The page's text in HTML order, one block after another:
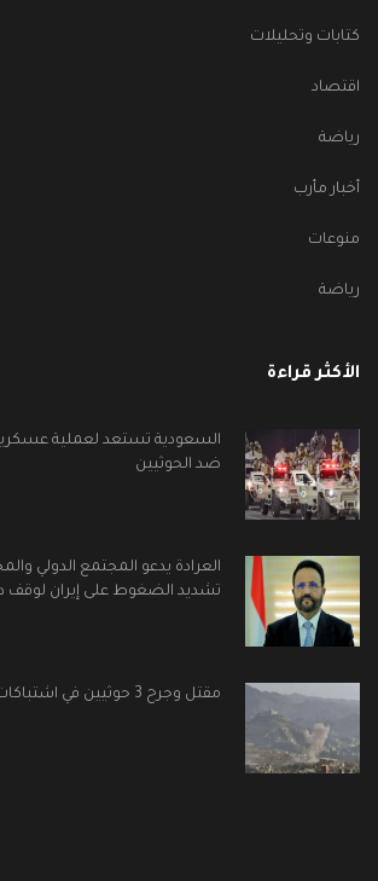
كتابات وتحليلات
اقتصاد
رياضة
أخبار مأرب
منوعات
رياضة
الأكثر قراءة
السعودية تستعد لعملية
ضد الحوثيين
العرادة يدعو المجتمع الدولي
تشديد الضغوط على إيران لوقف
مقتل وجرح 3 حوثيين في اشتباكات غرب تعز